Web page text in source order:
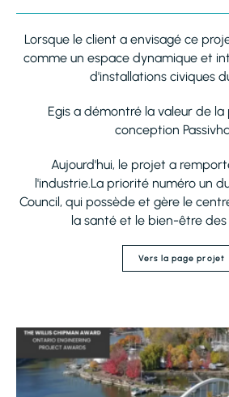
Lorsque le client a envisagé ce
comme un espace dynamique et
d'installations civiques
Egis a démontré la valeur de la
conception
Aujourd'hui, le projet a
l'industrie.La priorité numéro un
Council, qui possède et gère le
la santé et le bien-être des
Vers la page projet